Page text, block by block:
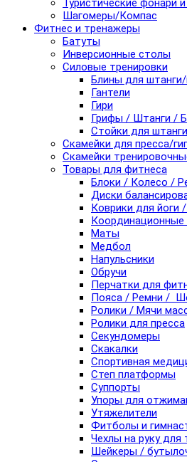
Туристические фонари
Шагомеры/Компас
Фитнес и тренажеры
Батуты
Инверсионные столы
Силовые тренировки
Блины для штанги/
Гантели
Гири
Грифы / Штанги /
Стойки для
Скамейки для пресса/
Скамейки
Товары для фитнеса
Блоки / Колесо /
Диски
Коврики для йоги
Координационные
Маты
Медбол
Напульсники
Обручи
Перчатки для
Пояса / Ремни /
Ролики / Мячи
Ролики для пресса
Секундомеры
Скакалки
Спортивная
Степ платформы
Суппорты
Упоры для
Утяжелители
Фитболы и
Чехлы на руку для
Шейкеры /